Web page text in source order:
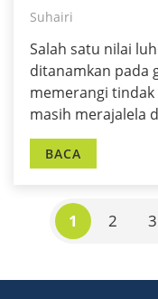
Suhairi
Salah satu nilai
ditanamkan pada
memerangi
masih merajalela
BACA
1 2 3